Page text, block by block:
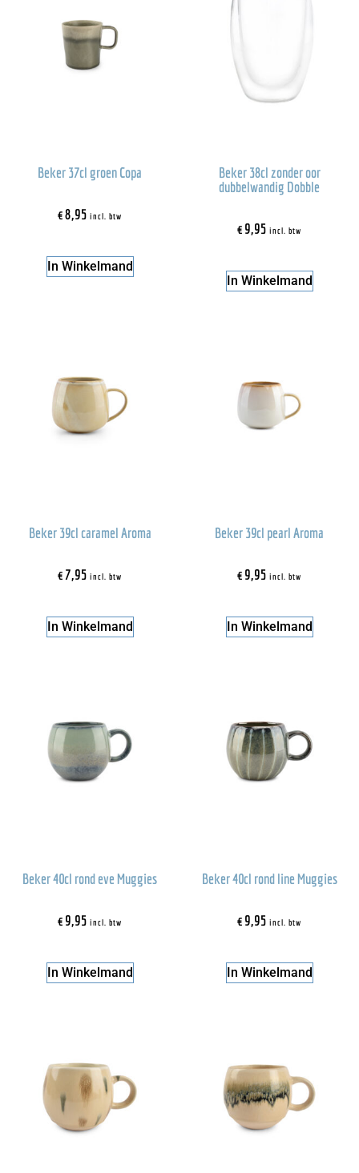
Beker 37cl groen Copa
€8,95 incl. btw
In Winkelmand
Beker 38cl zonder oor
dubbelwandig Dobble
€9,95 incl. btw
In Winkelmand
Beker 39cl caramel Aroma
€7,95 incl. btw
In Winkelmand
Beker 39cl pearl Aroma
€9,95 incl. btw
In Winkelmand
Beker 40cl rond eve Muggies
€9,95 incl. btw
In Winkelmand
Beker 40cl rond line Muggies
€9,95 incl. btw
In Winkelmand